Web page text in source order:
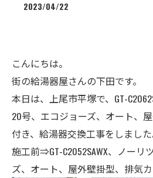
2023/04/22
こんにちは。
街の給湯器屋さんの下田です。
本日は、上尾市平塚で、GT-
20号、エコジョーズ、オート、
付き、給湯器交換工事をしました
施工前⇒GT-C2052SAWX、ノーリツ
ズ、 オート、屋外壁掛型、排気